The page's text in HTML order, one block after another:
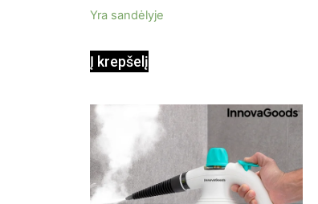
Yra sandėlyje
Į krepšelį